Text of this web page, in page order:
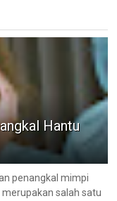
Hantu
penangkal mimpi
salah satu